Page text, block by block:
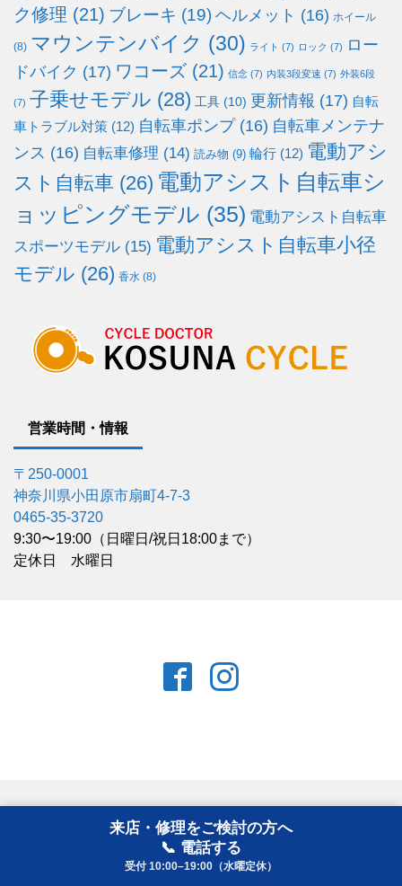
ク修理 (21) ブレーキ (19) ヘルメット (16) ホイール
(8) マウンテンバイク (30) ライト (7) ロック (7)
ロー
ドバイク (17) ワコーズ (21) 信念 (7) 内装3段変速 (7) 外装6段
(7) 子乗せモデル (28) 工具 (10) 更新情報 (17) 自転
車トラブル対策 (12) 自転車ポンプ(16) 自転車メンテナ
ンス (16) 自転車修理 (14) 読み物 (9) 輪行 (12) 電動アシ
スト自転車 (26) 電動アシスト自転車シ
ョッピングモデル (35) 電動アシスト自転車
スポーツモデル (15) 電動アシスト自転車小径
モデル (26) 香水 (8)
営業時間・情報
〒250-0001
神奈川県小田原市扇町4-7-3
0465-35-3720
9:30〜19:00（日曜日/祝日18:00まで）
定休日 水曜日
コスナサイクルについて
来店・修理をご検討の方へ
📞 電話する
受付 10:00–19:00（水曜定休）